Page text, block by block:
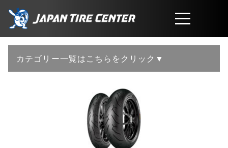
取扱商品
工賃・サービスについて
カテゴリー一覧はこちらをクリック▼